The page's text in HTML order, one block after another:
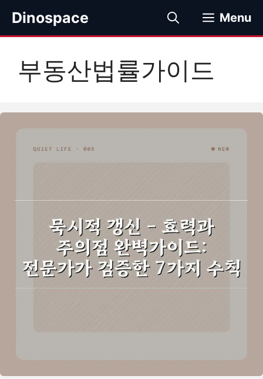
츠
기
Dinospace Menu
부동산법률가이드